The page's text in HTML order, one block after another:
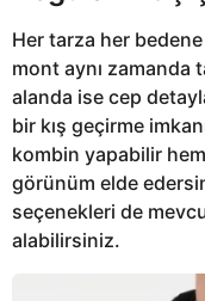
Her tarza her
mont aynı zamanda
alanda ise cep
bir kış geçirme
kombin yapabilir
görünüm elde
seçenekleri de
alabilirsiniz.